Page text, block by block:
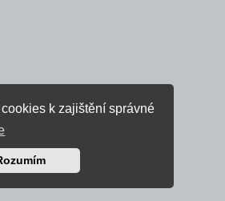
k zajištění správné